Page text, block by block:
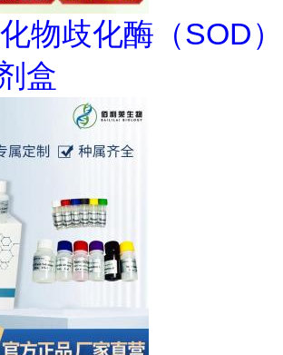
物歧化酶（SOD）
盒